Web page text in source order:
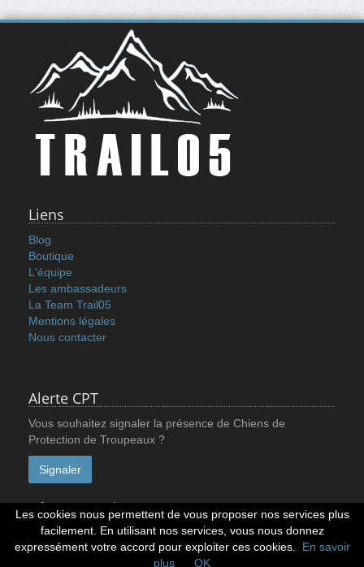
Liens
Blog
Boutique
L'équipe
Les ambassadeurs
La Team Trail05
Mentions légales
Nous contacter
Alerte CPT
Vous souhaitez signaler la présence de Chiens de
Protection de Troupeaux ?
Signaler
Réseaux sociaux
Les cookies nous permettent de vous proposer nos services plus
facilement. En utilisant nos services, vous nous donnez
expressément votre accord pour exploiter ces cookies.
En savoir
plus
OK